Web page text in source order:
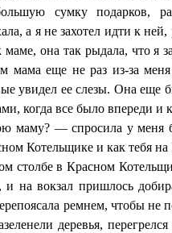
сумку подарков,
а я не захотел идти к
маме, она так рыдала, что
мама еще не раз из-за
увидел ее слезы. Она еще
когда все было впереди и
маму? — спросила у
Котельщике и как тебя на
столбе в Красном
и на вокзал пришлось
ремнем, чтобы не
деревья,